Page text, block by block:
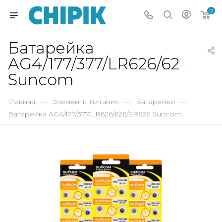
0
Батарейка
AG4/177/377/LR626/626/
Suncom
Главная — Элементы питания — Батарейки —
Батарейка AG4/177/377/LR626/626/SR626 Suncom